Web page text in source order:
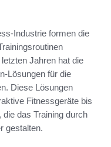
Industrie formen die
Jahren hat die
Lösungen für die
Diese Lösungen
Fitnessgeräte bis
das Training durch
gestalten.